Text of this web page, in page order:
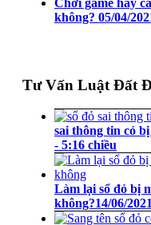
không? 05/04/
Tư Vấn Luật Đất
sai thông tin có
- 5:16 chiều
Làm lại sổ đỏ bị
không?14/06/